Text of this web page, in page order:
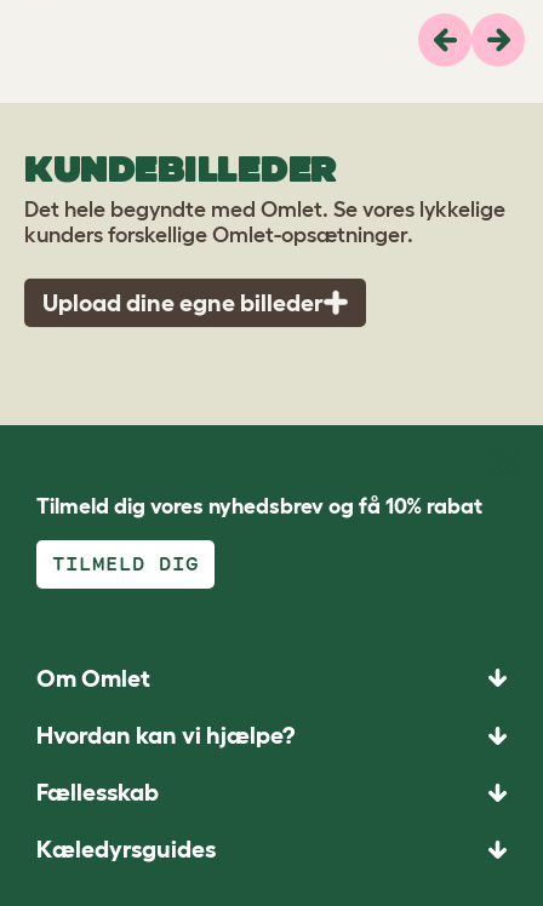
Previous
KUNDEBILLEDER
Det hele begyndte med Omlet. Se vores lykkelige
kunders forskellige Omlet-opsætninger.
Upload dine egne billeder
Tilmeld dig vores nyhedsbrev og få 10% rabat
TILMELD DIG
Om Omlet
Hvordan kan vi hjælpe?
Fællesskab
Kæledyrsguides